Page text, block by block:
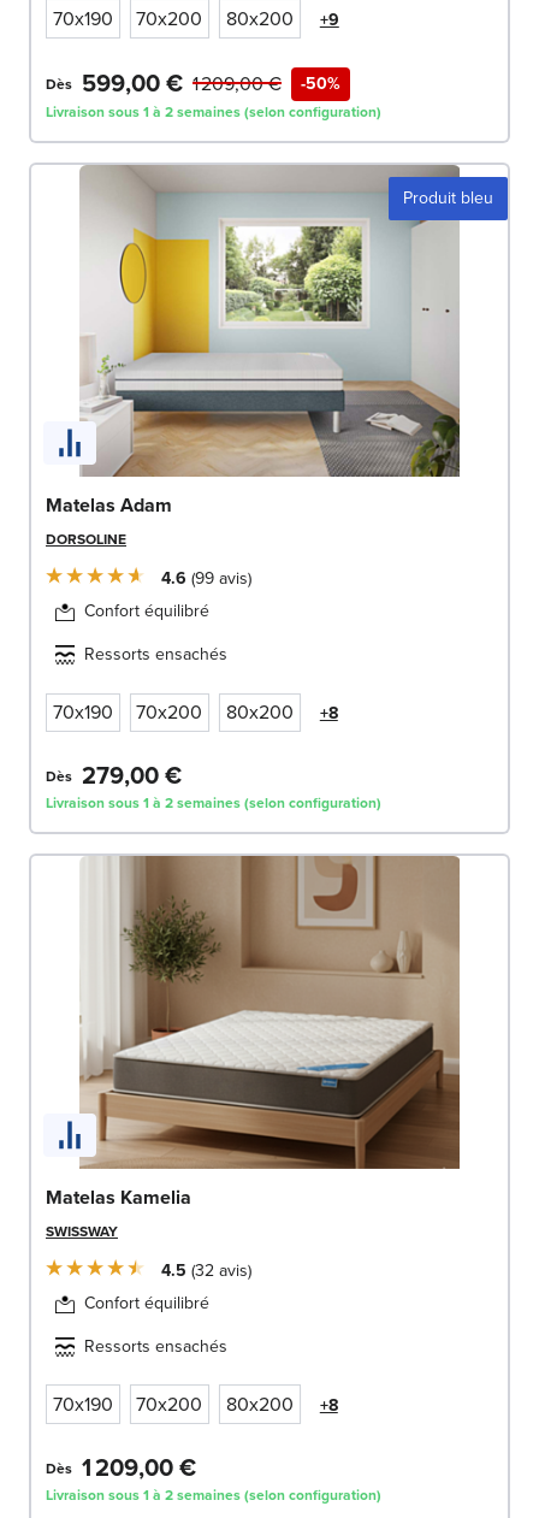
70x190 70x200 80x200 +9
Dès 599,00 € -50%
1 209,00 €
Livraison sous 1 à 2 semaines (selon configuration)
Produit bleu
Matelas Adam
DORSOLINE
4.6 99avis
Confort équilibré
Ressorts ensachés
70x190 70x200 80x200 +8
Dès 279,00 €
Livraison sous 1 à 2 semaines (selon configuration)
Matelas Kamelia
SWISSWAY
4.5 32avis
Confort équilibré
Ressorts ensachés
70x190 70x200 80x200 +8
Dès 1 209,00 €
Livraison sous 1 à 2 semaines (selon configuration)